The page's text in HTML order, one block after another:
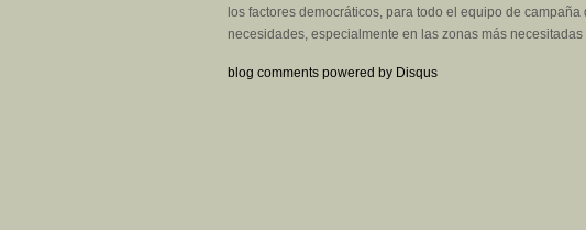
los factores democráticos, para todo el equipo de
necesidades, especialmente en las zonas más
blog comments powered by Disqus